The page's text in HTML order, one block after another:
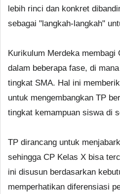
lebih rinci dan konkret
sebagai "langkah-langkah"
Kurikulum Merdeka membagi
dalam beberapa fase, di
tingkat SMA. Hal ini
untuk mengembangkan TP
tingkat kemampuan siswa di
TP dirancang untuk
sehingga CP Kelas X bisa
ini disusun berdasarkan
memperhatikan diferensiasi